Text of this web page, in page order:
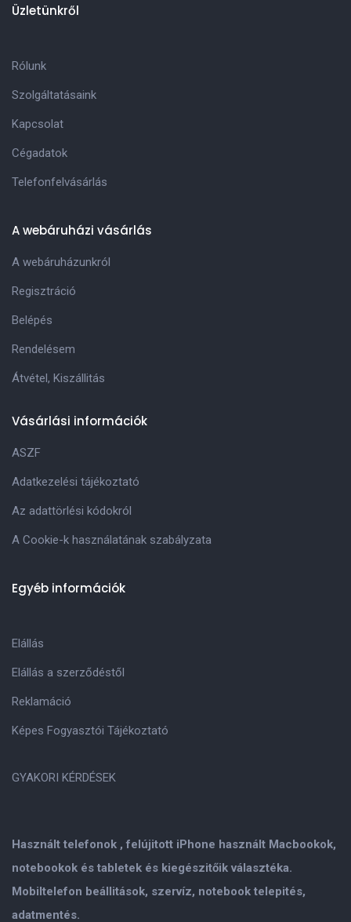
Használt telefonok , felújitott iPhone használt Macbookok,
notebookok és tabletek és kiegészitőik választéka.
Mobiltelefon beállitások, szervíz, notebook telepités,
adatmentés.
Üzletünkről
Rólunk
Szolgáltatásaink
Kapcsolat
Cégadatok
Telefonfelvásárlás
A webáruházi vásárlás
A webáruházunkról
Regisztráció
Belépés
Rendelésem
Átvétel, Kiszállitás
Vásárlási információk
ASZF
Adatkezelési tájékoztató
Az adattörlési kódokról
A Cookie-k használatának szabályzata
Egyéb információk
Elállás
Elállás a szerződéstől
Reklamáció
Képes Fogyasztói Tájékoztató
GYAKORI KÉRDÉSEK